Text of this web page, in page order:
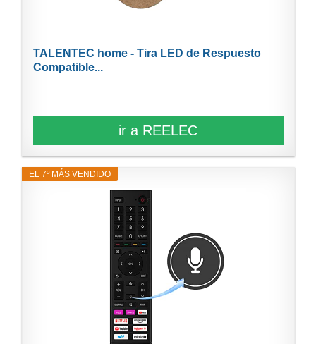
TALENTEC home - Tira LED de Respuesto
Compatible...
ir a REELEC
EL 7º MÁS VENDIDO